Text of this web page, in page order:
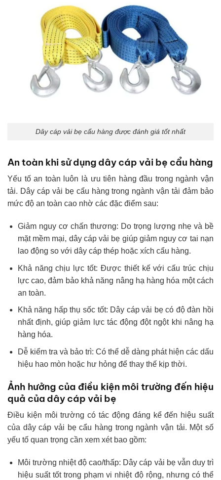
Dây cáp vải bẹ cẩu hàng được đánh giá tốt nhất
An toàn khi sử dụng dây cáp vải bẹ cẩu hàng
Yếu tố an toàn luôn là ưu tiên hàng đầu trong ngành vận
tải. Dây cáp vải bẹ cẩu hàng trong ngành vận tải đảm bảo
mức độ an toàn cao nhờ các đặc điểm sau:
Giảm nguy cơ chấn thương: Do trọng lượng nhẹ và bề
mặt mềm mại, dây cáp vải bẹ giúp giảm nguy cơ tai nạn
lao động so với dây cáp thép hoặc xích cẩu hàng.
Khả năng chịu lực tốt: Được thiết kế với cấu trúc chịu
lực cao, đảm bảo khả năng nâng hạ hàng hóa một cách
an toàn.
Khả năng hấp thụ sốc tốt: Dây cáp vải bẹ có độ đàn hồi
nhất định, giúp giảm lực tác động đột ngột khi nâng hạ
hàng hóa.
Dễ kiểm tra và bảo trì: Có thể dễ dàng phát hiện các dấu
hiệu hao mòn hoặc hư hỏng để thay thế kịp thời.
Ảnh hưởng của điều kiện môi trường đến hiệu
quả của dây cáp vải bẹ
Điều kiện môi trường có tác động đáng kể đến hiệu suất
của dây cáp vải bẹ cẩu hàng trong ngành vận tải. Một số
yếu tố quan trọng cần xem xét bao gồm:
Môi trường nhiệt độ cao/thấp: Dây cáp vải bẹ vẫn duy trì
hiệu suất tốt trong phạm vi nhiệt độ rộng, nhưng có thể